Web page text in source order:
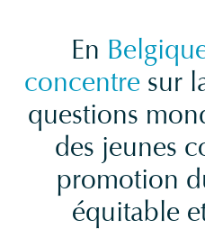
En
concentre sur
questions
des jeunes
promotion
équitable